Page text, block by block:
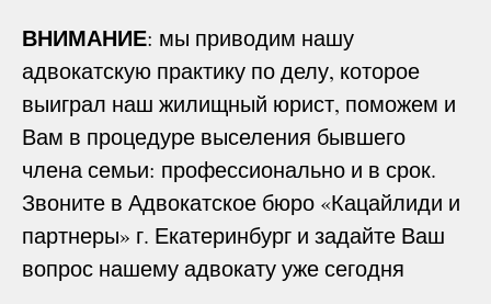
ВНИМАНИЕ: мы приводим нашу
адвокатскую практику по делу, которое
выиграл наш жилищный юрист, поможем и
Вам в процедуре выселения бывшего
члена семьи: профессионально и в срок.
Звоните в Адвокатское бюро «Кацайлиди и
партнеры» г. Екатеринбург и задайте Ваш
вопрос нашему адвокату уже сегодня